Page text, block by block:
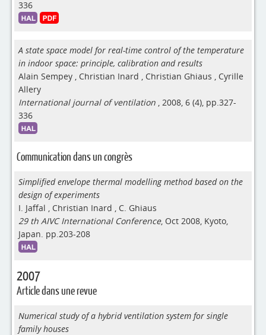
336
A state space model for real-time control of the temperature
in indoor space: principle, calibration and results
Alain Sempey , Christian Inard , Christian Ghiaus , Cyrille
Allery
International journal of ventilation , 2008, 6 (4), pp.327-
336
Communication dans un congrès
Simplified envelope thermal modelling method based on the
design of experiments
I. Jaffal , Christian Inard , C. Ghiaus
29 th AIVC International Conference, Oct 2008, Kyoto,
Japan. pp.203-208
2007
Article dans une revue
Numerical study of a hybrid ventilation system for single
family houses